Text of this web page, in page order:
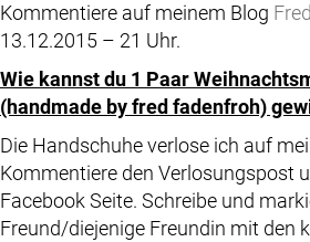
Kommentiere auf meinem Blog
13.12.2015 – 21 Uhr.
Wie kannst du 1 Paar
(handmade by fred fadenfroh)
Die Handschuhe verlose ich auf
Kommentiere den Verlosungspost
Facebook Seite. Schreibe und
Freund/diejenige Freundin mit den